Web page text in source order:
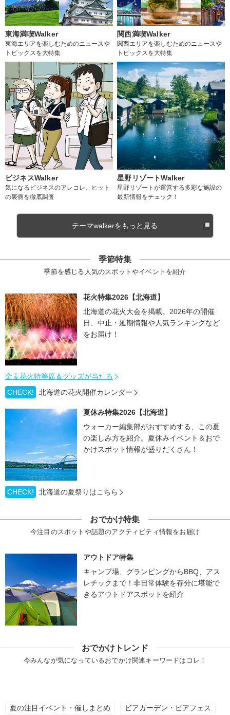
東海満喫Walker
東海エリアを楽しむためのニュースや
トピックスを大特集
関西満喫Walker
関西エリアを楽しむためのニュースや
トピックスを大特集
ビジネスWalker
気になるビジネスのアレコレ、ヒット
の裏側を徹底調査
星野リゾートWalker
星野リゾートが運営する多彩な施設の
最新情報をチェック！
テーマwalkerをもっと見る
季節特集
季節を感じる人気のスポットやイベントを紹介
花火特集2026【北海道】
北海道の花火大会を掲載。2026年の開催
日、中止・延期情報や人気ランキングなど
をお届け！
金麦花火特等席＆グッズが当たる
CHECK!
北海道の花火開催カレンダー
夏休み特集2026【北海道】
ウォーカー編集部がおすすめする、この夏
の楽しみ方を紹介。夏休みイベント＆おで
かけスポット情報が盛りだくさん！
CHECK! 北海道の夏祭りはこちら
おでかけ特集
今注目のスポットや話題のアクティビティ情報をお届け
アウトドア特集
キャンプ場、グランピングからBBQ、アス
レチックまで！非日常体験を存分に堪能で
きるアウトドアスポットを紹介
おでかけトレンド
今みんなが気になっているおでかけ関連キーワードはコレ！
夏の注目イベント・催しまとめ ビアガーデン・ビアフェス